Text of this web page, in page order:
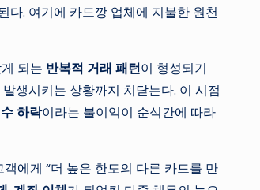
다. 여기에 카드깡 업체에 지불한 원천
되는 반복적 거래 패턴이 형성되기
생시키는 상황까지 치닫는다. 이 시점
하락이라는 불이익이 순식간에 따라
에게 “더 높은 한도의 다른 카드를 만